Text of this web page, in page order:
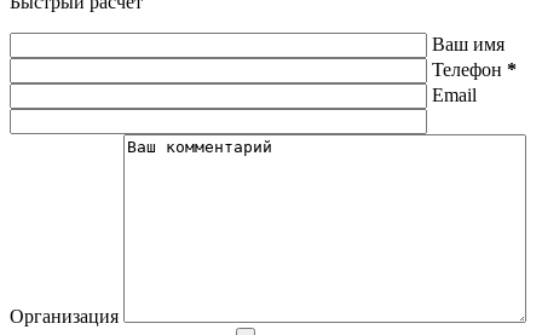
Ваш имя
Телефон *
Email
Организация